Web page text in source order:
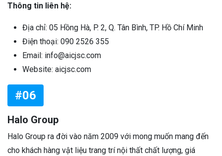
Thông tin liên hệ:
Địa chỉ: 05 Hồng Hà, P. 2, Q. Tân Bình, TP. Hồ Chí Minh
Điện thoại: 090 2526 355
Email: info@aicjsc.com
Website: aicjsc.com
#06
Halo Group
Halo Group ra đời vào năm 2009 với mong muốn mang đến
cho khách hàng vật liệu trang trí nội thất chất lượng, giá